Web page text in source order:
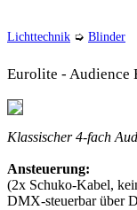
Lichttechnik ➭ Blinder
Eurolite - Audience
Klassischer 4-fach
Ansteuerung:
(2x Schuko-Kabel,
DMX-steuerbar über